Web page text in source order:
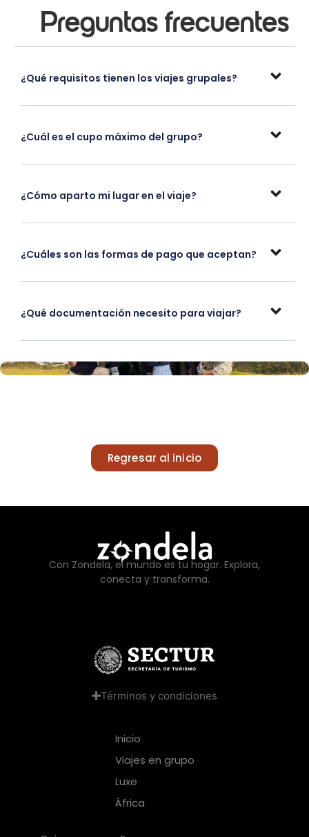
Preguntas frecuentes
¿Qué requisitos tienen los viajes grupales?
¿Cuál es el cupo máximo del grupo?
¿Cómo aparto mi lugar en el viaje?
¿Cuáles son las formas de pago que aceptan?
¿Qué documentación necesito para viajar?
Regresar al inicio
Con Zondela, el mundo es tu hogar. Explora,
conecta y transforma.
Términos y condiciones
Inicio
Viajes en grupo
Luxe
África